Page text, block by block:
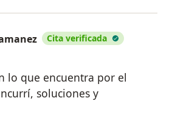
Cita verificada
lo que encuentra por el
soluciones y